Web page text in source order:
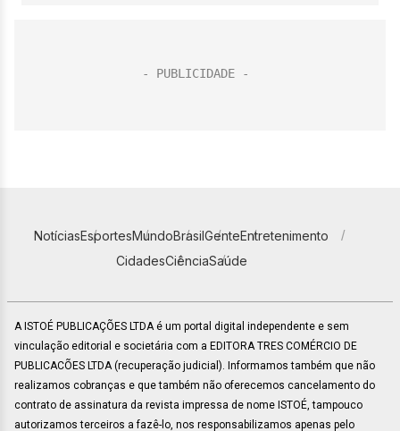
NotíciasEsportesMundoBrasilGenteEntretenimento
CidadesCiênciaSaúde
A ISTOÉ PUBLICAÇÕES LTDA é um portal digital independente e sem
vinculação editorial e societária com a EDITORA TRES COMÉRCIO DE
PUBLICACÕES LTDA (recuperação judicial). Informamos também que não
realizamos cobranças e que também não oferecemos cancelamento do
contrato de assinatura da revista impressa de nome ISTOÉ, tampouco
autorizamos terceiros a fazê-lo, nos responsabilizamos apenas pelo